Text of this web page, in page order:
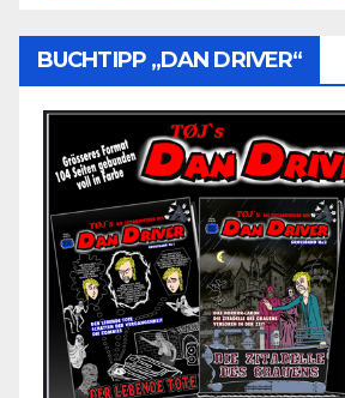
BUCHTIPP „DAN DRIVER“